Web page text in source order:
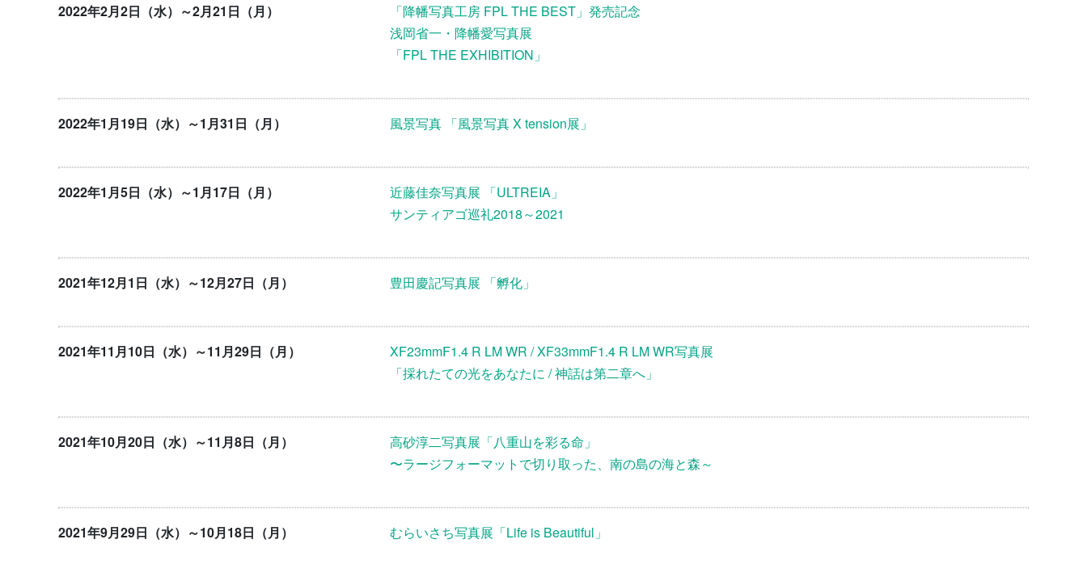
2022年2月2日（水）～2月21日（月）
「降幡写真工房 FPL THE BEST」発売記念
浅岡省一・降幡愛写真展
「FPL THE EXHIBITION」
2022年1月19日（水）～1月31日（月） 風景写真 「風景写真 X tension展」
2022年1月5日（水）～1月17日（月）
近藤佳奈写真展 「ULTREIA」
サンティアゴ巡礼2018～2021
2021年12月1日（水）～12月27日（月） 豊田慶記写真展 「孵化」
2021年11月10日（水）～11月29日（月）
XF23mmF1.4 R LM WR / XF33mmF1.4 R LM WR写真展
「採れたての光をあなたに / 神話は第二章へ」
2021年10月20日（水）～11月8日（月）
高砂淳二写真展「八重山を彩る命」
〜ラージフォーマットで切り取った、南の島の海と森～
2021年9月29日（水）～10月18日（月） むらいさち写真展「Life is Beautiful」